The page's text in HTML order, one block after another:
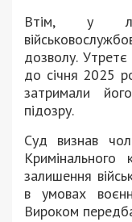
Втім, у
дозволу.
до січня 2025
затримали
підозру.
Суд визнав
залишення
в умовах
Вироком